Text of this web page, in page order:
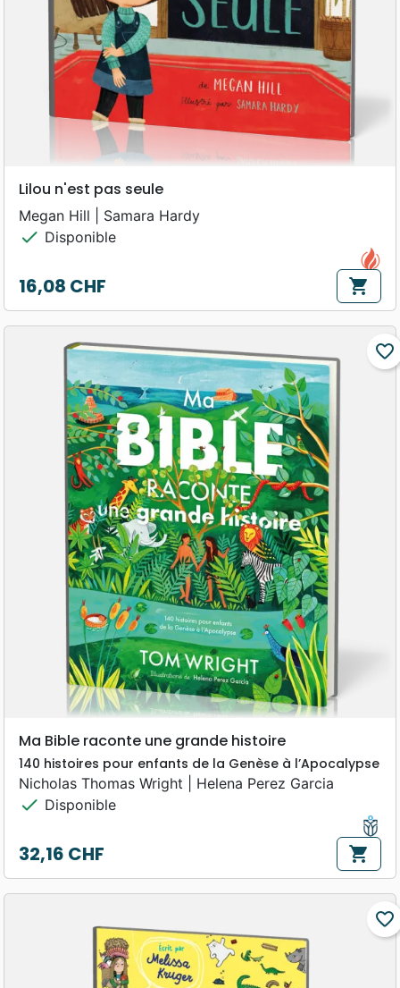
Lilou n'est pas seule
Megan Hill | Samara Hardy
check Disponible
Prix
16,08 CHF shopping_cart
favorite_border
Ma Bible raconte une grande histoire
140 histoires pour enfants de la Genèse à l’Apocalypse
Nicholas Thomas Wright | Helena Perez Garcia
check Disponible
Prix
32,16 CHF shopping_cart
favorite_border